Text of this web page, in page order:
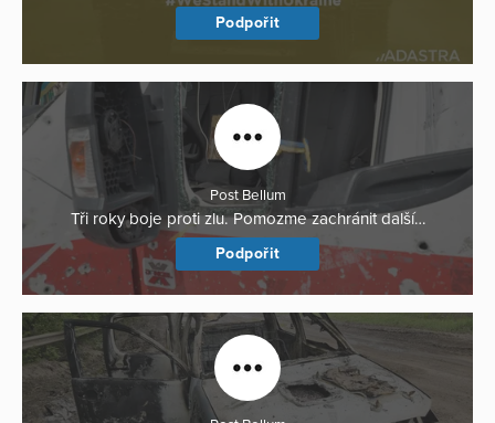
Podpořit
Post Bellum
Tři roky boje proti zlu. Pomozme zachránit další…
Podpořit